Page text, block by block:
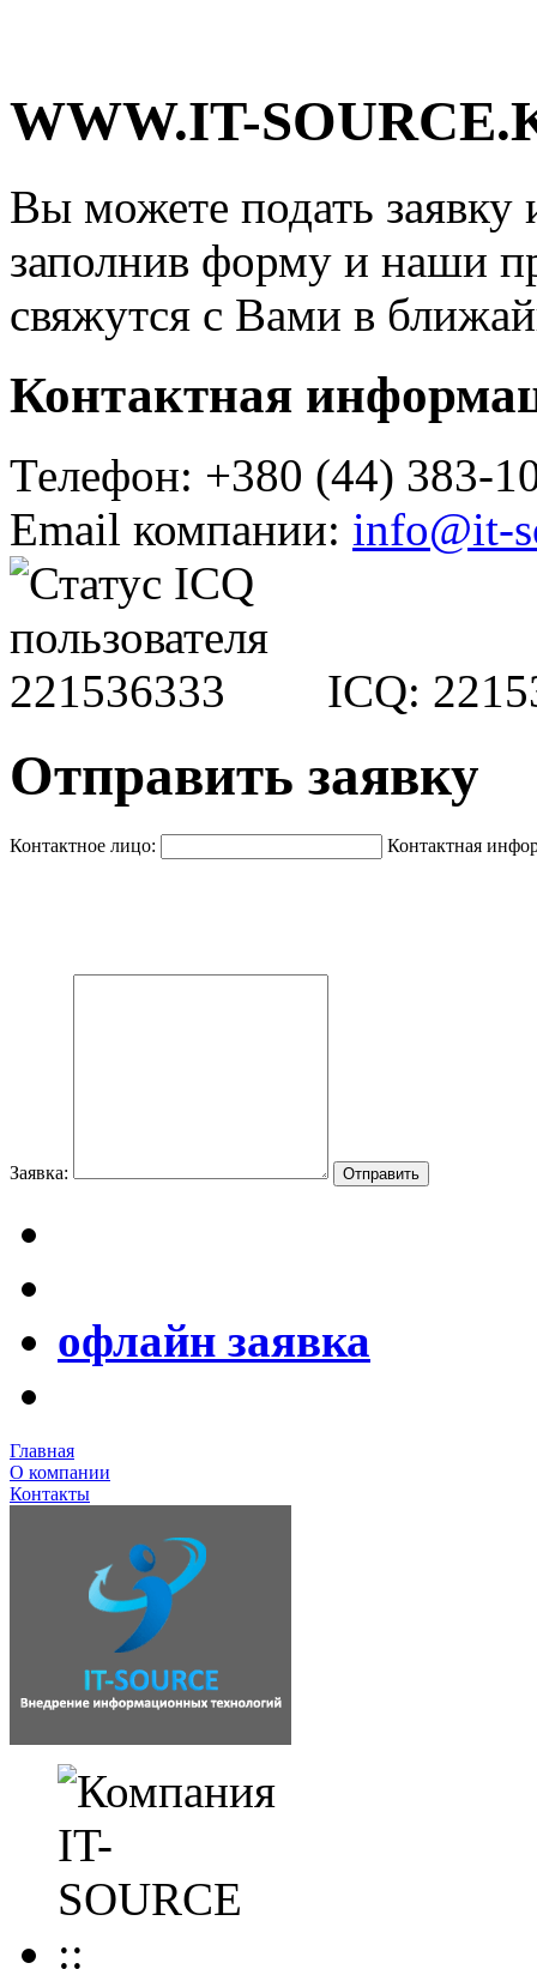
WWW.IT-
Вы можете подать заявку
заполнив форму и наши
свяжутся с Вами в
Контактная
Телефон: +380 (44) 383-
Email компании: info@it-
ICQ:
Отправить заявку
Контактное лицо: Контактная
Заявка:
офлайн заявка
Главная
О компании
Контакты